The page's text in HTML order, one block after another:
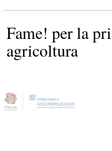
Fame! per la
agricoltura